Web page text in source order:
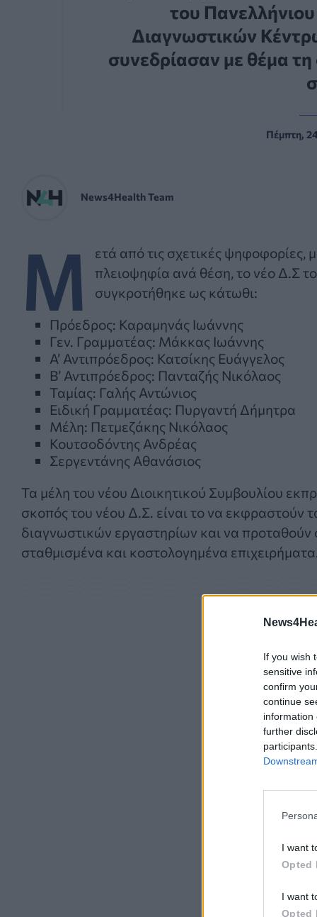
If you wish
sensitive
confirm
continue
information
further
I want
Opted
I want
Opted
του
Διαγνωστικών
συνεδρίασαν με θέμα
Πέμπτη,
News4Health Team
Μ
ετά από τις σχετικές ψηφοφορίες,
πλειοψηφία ανά θέση, το νέο Δ.Σ
συγκροτήθηκε ως κάτωθι:
Πρόεδρος: Καραμηνάς Ιωάννης
Γεν. Γραμματέας: Μάκκας Ιωάννης
Α’ Αντιπρόεδρος: Κατσίκης Ευάγγελος
Β’ Αντιπρόεδρος: Πανταζής Νικόλαος
Ταμίας: Γαλής Αντώνιος
Ειδική Γραμματέας: Πυργαντή Δήμητρα
Μέλη: Πετμεζάκης Νικόλαος
Κουτσοδόντης Ανδρέας
Σεργεντάνης Αθανάσιος
Τα μέλη του νέου Διοικητικού Συμβουλίου
σκοπός του νέου Δ.Σ. είναι το να εκφραστούν
διαγνωστικών εργαστηρίων και να προταθούν
σταθμισμένα και κοστολογημένα επιχειρήματα.